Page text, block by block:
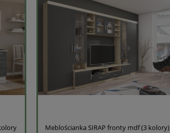
Meblościanka SIRAP fronty mdf (3 kolory)